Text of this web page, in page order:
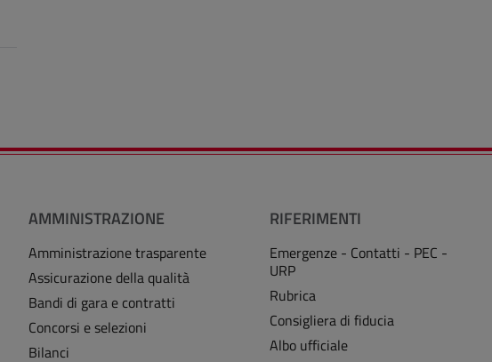
AMMINISTRAZIONE
Amministrazione trasparente
Assicurazione della qualità
Bandi di gara e contratti
Concorsi e selezioni
Bilanci
RIFERIMENTI
Emergenze - Contatti - PEC -
URP
Rubrica
Consigliera di fiducia
Albo ufficiale